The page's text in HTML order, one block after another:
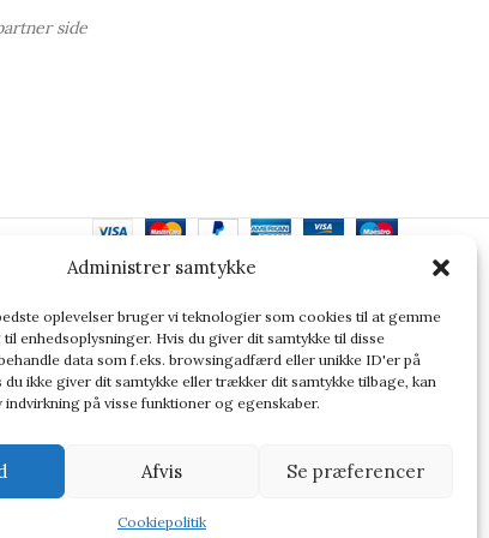
Administrer samtykke
oplevelser bruger vi teknologier som cookies til at gemme
enhedsoplysninger. Hvis du giver dit samtykke til disse
data som f.eks. browsingadfærd eller unikke ID'er på
du ikke giver dit samtykke eller trækker dit samtykke tilbage, kan
indvirkning på visse funktioner og egenskaber.
Afvis Se præferencer
Cookiepolitik
side
at dobbelttjekke vigtige oplysninger.